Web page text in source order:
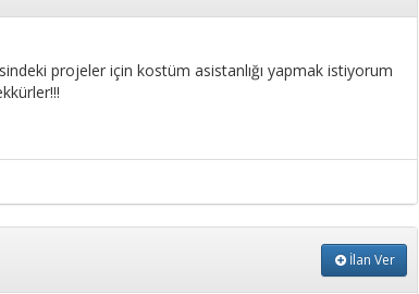
projeler için kostüm asistanlığı yapmak istiyorum
İlan Ver